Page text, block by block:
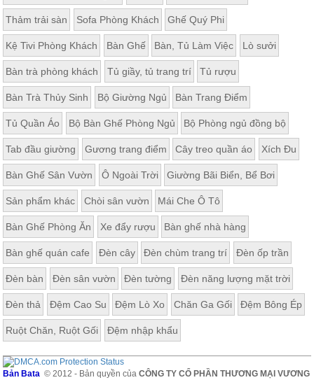
Thảm trải sàn Sofa Phòng Khách Ghế Quý Phi
Kệ Tivi Phòng Khách Bàn Ghế Bàn, Tủ Làm Việc Lò sưởi
Bàn trà phòng khách Tủ giầy, tủ trang trí Tủ rượu
Bàn Trà Thủy Sinh Bộ Giường Ngủ Bàn Trang Điểm
Tủ Quần Áo Bộ Bàn Ghế Phòng Ngủ Bộ Phòng ngủ đồng bộ
Tab đầu giường Gương trang điểm Cây treo quần áo Xích Đu
Bàn Ghế Sân Vườn Ô Ngoài Trời Giường Bãi Biển, Bể Bơi
Sản phẩm khác Chòi sân vườn Mái Che Ô Tô
Bàn Ghế Phòng Ăn Xe đẩy rượu Bàn ghế nhà hàng
Bàn ghế quán cafe Đèn cây Đèn chùm trang trí Đèn ốp trần
Đèn bàn Đèn sân vườn Đèn tường Đèn năng lượng mặt trời
Đèn thả Đệm Cao Su Đệm Lò Xo Chăn Ga Gối Đệm Bông Ép
Ruột Chăn, Ruột Gối Đệm nhập khẩu
Bản Bata © 2012 - Bản quyền củaCÔNG TY CỔ PHẦN THƯƠNG MẠI VƯƠNG